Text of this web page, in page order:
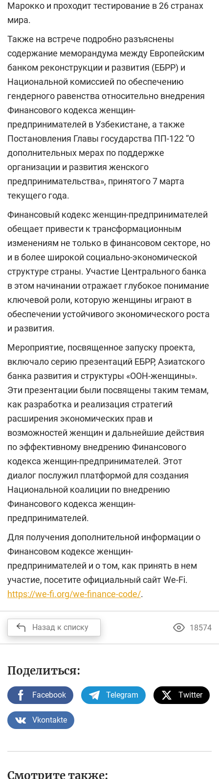
Марокко и проходит тестирование в 26 странах
мира.
Также на встрече подробно разъяснены
содержание меморандума между Европейским
банком реконструкции и развития (ЕБРР) и
Национальной комиссией по обеспечению
гендерного равенства относительно внедрения
Финансового кодекса женщин-
предпринимателей в Узбекистане, а также
Постановления Главы государства ПП-122 “О
дополнительных мерах по поддержке
организации и развития женского
предпринимательства», принятого 7 марта
текущего года.
Финансовый кодекс женщин-предпринимателей
обещает привести к трансформационным
изменениям не только в финансовом секторе, но
и в более широкой социально-экономической
структуре страны. Участие Центрального банка
в этом начинании отражает глубокое понимание
ключевой роли, которую женщины играют в
обеспечении устойчивого экономического роста
и развития.
Мероприятие, посвященное запуску проекта,
включало серию презентаций ЕБРР, Азиатского
банка развития и структуры «ООН-женщины».
Эти презентации были посвящены таким темам,
как разработка и реализация стратегий
расширения экономических прав и
возможностей женщин и дальнейшие действия
по эффективному внедрению Финансового
кодекса женщин-предпринимателей. Этот
диалог послужил платформой для создания
Национальной коалиции по внедрению
Финансового кодекса женщин-
предпринимателей.
Для получения дополнительной информации о
Финансовом кодексе женщин-
предпринимателей и о том, как принять в нем
участие, посетите официальный сайт We-Fi.
https://we-fi.org/we-finance-code/.
Назад к списку 18574
Поделиться:
Facebook Telegram Twitter
Vkontakte
Смотрите также: